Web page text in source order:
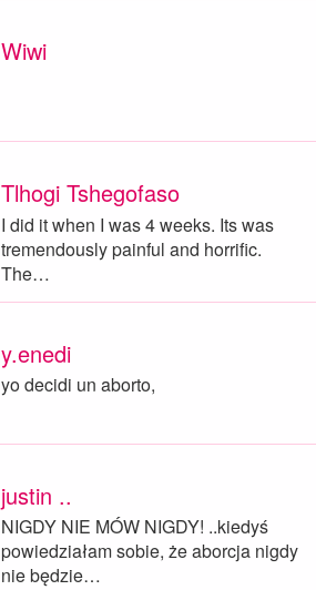
Wiwi
Tlhogi Tshegofaso
I did it when I was 4 weeks. Its was
tremendously painful and horrific.
The…
y.enedi
yo decidi un aborto,
justin ..
NIGDY NIE MÓW NIGDY! ..kiedyś
powiedziałam sobie, że aborcja nigdy
nie będzie…